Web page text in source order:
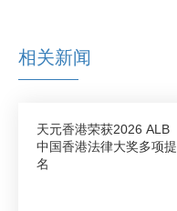
相关新闻
天元香港荣获2026 ALB
中国香港法律大奖多项提
名